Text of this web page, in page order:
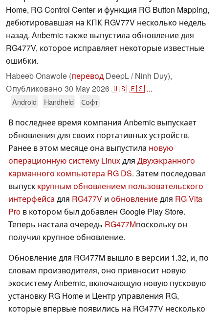
Home, RG Control Center и функция RG Button Mapping,
дебютировавшая на КПК RGV77V несколько недель
назад. Anbernic также выпустила обновление для
RG477V, которое исправляет некоторые известные
ошибки.
Habeeb Onawole (перевод DeepL / Ninh Duy),
Опубликовано 30 May 2026🇺🇸🇪🇸 ...
Android Handheld Софт
В последнее время компания Anbernic выпускает
обновления для своих портативных устройств.
Ранее в этом месяце она выпустила новую
операционную систему Linuxдля Двухэкранного
карманного компьютера RG DS. Затем последовал
выпуск крупным обновлением пользовательского
интерфейса для RG477V и обновлениедля RG Vita
Pro в котором был добавлен Google Play Store.
Теперь настала очередь RG477Mпоскольку он
получил крупное обновление.
Обновление для RG477M вышло в версии 1.32, и, по
словам производителя, оно привносит новую
экосистему Anbernic, включающую новую пусковую
установку RG Home и Центр управления RG,
которые впервые появились на RG477V несколько